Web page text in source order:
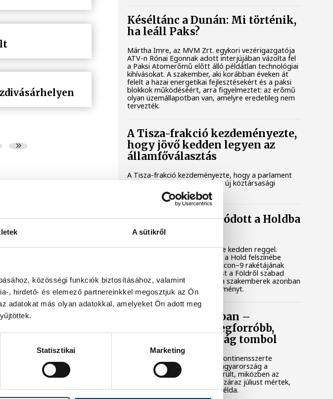
A sütikről
közösségi funkciók biztosításához, valamint
, hirdető- és elemező partnereinkkel megosztjuk az Ön
adatokat más olyan adatokkal, amelyeket Ön adott meg
Statisztikai Marketing
Késéltánc a Dunán: Mi történik,
ha leáll Paks?
Mártha Imre, az MVM Zrt. egykori vezérigazgatója
ATV-n Rónai Egonnak adott interjújában vázolta fel
a Paksi Atomerőmű előtt álló példátlan technológiai
kihívásokat. A szakember, aki korábban éveken át
felelt a hazai energetikai fejlesztésekért és a paksi
blokkok működéséért, arra figyelmeztet: az erőmű
olyan üzemállapotban van, amelyre eredetileg nem
tervezték.
A Tisza-frakció kezdeményezte,
hogy jövő kedden legyen az
államfőválasztás
A Tisza-frakció kezdeményezte, hogy a parlament
jövő kedden válassza meg az új köztársasági
Valami óriási csapódott a Holdba
ma reggel
Rendhagyó esemény zajlott le kedden reggel.
Magyar idő szerint 8:35 körül a Hold felszínébe
csapódott a SpaceX egyik Falcon–9 rakétájának
felső fokozata. A becsapódást a Földről szabad
szemmel nem lehetett látni, a szakemberek azonban
távcsövekkel figyelték az eseményt.
Rekordok Európában –
Magyarország a legforróbb,
Angliában szárazság tombol
Rá sem ismerünk Európára, kontinensszerte
rekordokat dönt a hőség. Magyarország a
legforróbb országok közé került, miközben az
Egyesült Királyságban olyan száraz júliust mértek,
amilyenre 155 éve nem volt példa.